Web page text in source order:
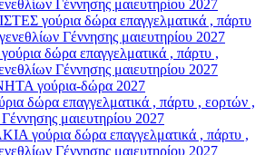
Γέννησης μαιευτηρίου 2027
γούρια δώρα επαγγελματικά , πάρτυ
Γέννησης μαιευτηρίου 2027
δώρα επαγγελματικά , πάρτυ ,
Γέννησης μαιευτηρίου 2027
γούρια-δώρα 2027
δώρα επαγγελματικά , πάρτυ , εορτών ,
μαιευτηρίου 2027
γούρια δώρα επαγγελματικά , πάρτυ ,
Γέννησης μαιευτηρίου 2027